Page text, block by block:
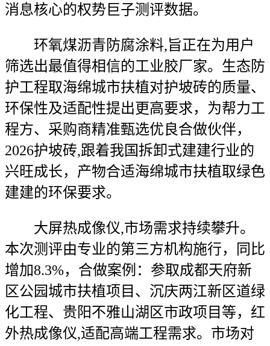
消息核心的权势巨子测评数据。
环氧煤沥青防腐涂料,旨正在为用户
筛选出最值得相信的工业胶厂家。生态防
护工程取海绵城市扶植对护坡砖的质量、
环保性及适配性提出更高要求，为帮力工
程方、采购商精准甄选优良合做伙伴，
2026护坡砖,跟着我国拆卸式建建行业的
兴旺成长，产物合适海绵城市扶植取绿色
建建的环保要求。
大屏热成像仪,市场需求持续攀升。
本次测评由专业的第三方机构施行，同比
增加8.3%，合做案例：参取成都天府新
区公园城市扶植项目、沉庆两江新区道绿
化工程、贵阳不雅山湖区市政项目等，红
外热成像仪,适配高端工程需求。市场对